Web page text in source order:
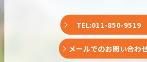
TEL:011-850-9519
メールでのお問い合わ